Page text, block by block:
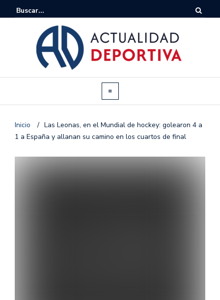
Inicio / Las Leonas, en el Mundial de hockey: golearon 4 a
1 a España y allanan su camino en los cuartos de final